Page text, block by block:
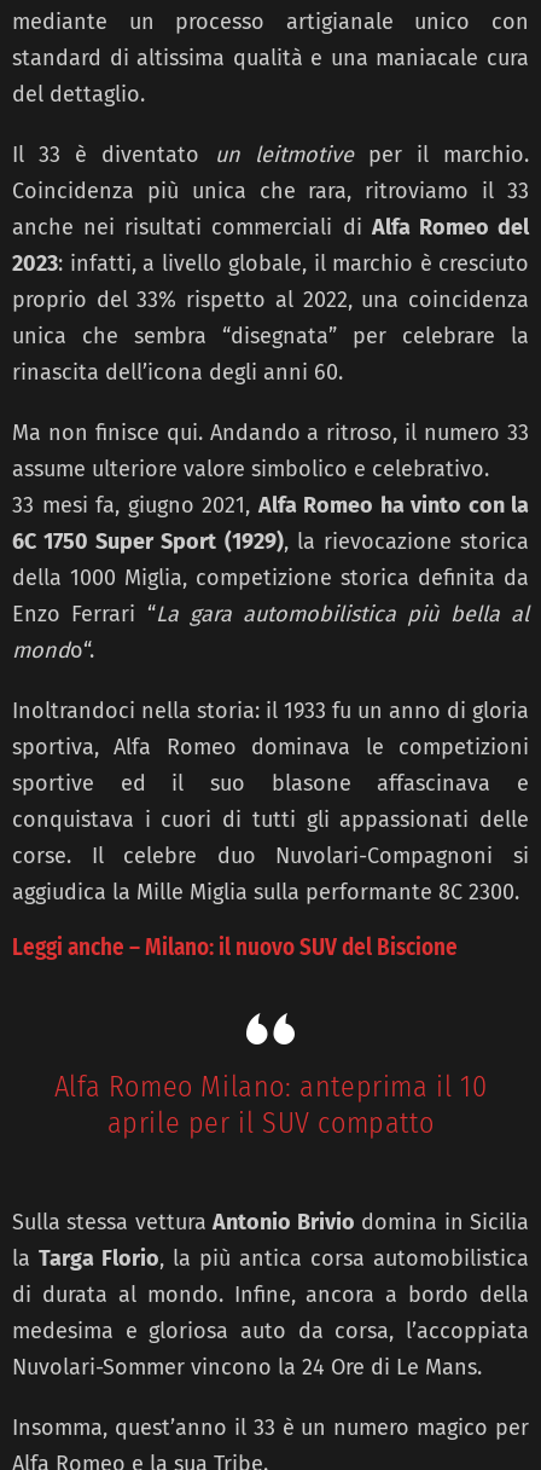
mediante un processo artigianale unico con
standard di altissima qualità e una maniacale cura
del dettaglio.
Il 33 è diventato un leitmotiveper il marchio.
Coincidenza più unica che rara, ritroviamo il 33
anche nei risultati commerciali di Alfa Romeo del
2023: infatti, a livello globale, il marchio è cresciuto
proprio del 33% rispetto al 2022, una coincidenza
unica che sembra “disegnata” per celebrare la
rinascita dell’icona degli anni 60.
Ma non finisce qui. Andando a ritroso, il numero 33
assume ulteriore valore simbolico e celebrativo.
33 mesi fa, giugno 2021, Alfa Romeo ha vinto con la
6C 1750 Super Sport (1929), la rievocazione storica
della 1000 Miglia, competizione storica definita da
Enzo Ferrari “La gara automobilistica più bella al
mondo“.
Inoltrandoci nella storia: il 1933 fu un anno di gloria
sportiva, Alfa Romeo dominava le competizioni
sportive ed il suo blasone affascinava e
conquistava i cuori di tutti gli appassionati delle
corse. Il celebre duo Nuvolari-Compagnoni si
aggiudica la Mille Miglia sulla performante 8C 2300.
Leggi anche – Milano: il nuovo SUV del Biscione
Alfa Romeo Milano: anteprima il 10
aprile per il SUV compatto
Sulla stessa vetturaAntonio Brivio domina in Sicilia
la Targa Florio, la più antica corsa automobilistica
di durata al mondo. Infine, ancora a bordo della
medesima e gloriosa auto da corsa, l’accoppiata
Nuvolari-Sommer vincono la 24 Ore di Le Mans.
Insomma, quest’anno il 33 è un numero magico per
Alfa Romeo e la sua Tribe.